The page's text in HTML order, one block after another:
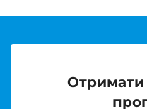
Отримати